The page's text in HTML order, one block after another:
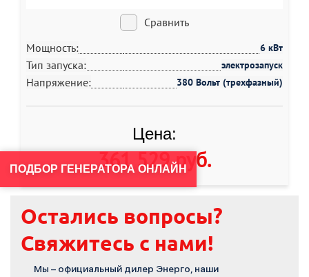
Сравнить
Мощность:
6 кВт
Тип запуска: электрозапуск
Напряжение: 380 Вольт (трехфазный)
Цена:
361 529 руб.
Остались вопросы?
Свяжитесь с нами!
Мы – официальный дилер Энерго, наши
ПОДБОР ГЕНЕРАТОРА ОНЛАЙН